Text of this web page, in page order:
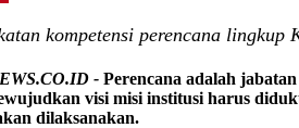
kompetensi perencana
- Perencana adalah
visi misi institusi harus
dilaksanakan.